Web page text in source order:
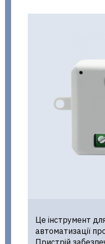
Це інструмент
автоматизації